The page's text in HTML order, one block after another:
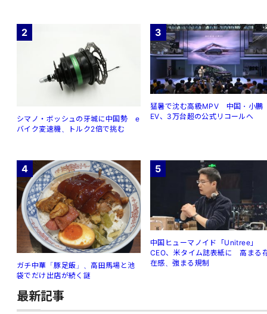
2
シマノ・ボッシュの牙城に中国勢 e
バイク変速機、トルク2倍で挑む
3
猛暑で沈む高級MPV 中国・小鵬
EV、3万台超の公式リコールへ
4
ガチ中華「豚足飯」、高田馬場と池
袋でだけ出店が続く謎
5
中国ヒューマノイド「Unitree」
CEO、米タイム誌表紙に 高まる
在感、強まる規制
最新記事